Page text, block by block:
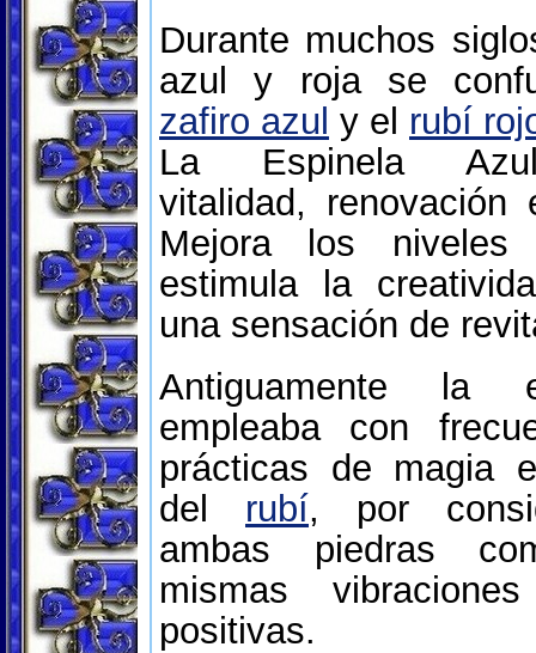
Durante muchos
azul y roja se
zafiro azul y el rubí
La Espinela
vitalidad, renovación
Mejora los niveles
estimula la
una sensación de
Antiguamente la
empleaba con
prácticas de magia
del rubí, por
ambas piedras
mismas
positivas.